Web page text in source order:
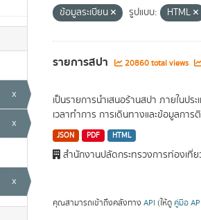
x
x
x
ข้อมูลระเบียน
รูปแบบ: HTML
รายการสปา 20860 total views
เป็นรายการนำเสนอร้านสปา ภายในป
เวลาทำการ การเดินทางและข้อมูลการ
JSON PDF HTML
สำนักงานปลัดกระทรวงการท่องเที่ย
คุณสามารถเข้าถึงคลังทาง API (ให้ดู คู่มือ API